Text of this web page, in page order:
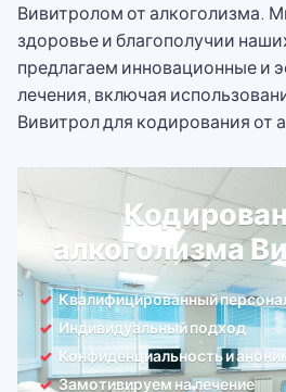
Вивитролом от алкоголизма.
здоровье и благополучии
предлагаем инновационные и
лечения, включая
Вивитрол для кодирования от
алкоголизма
Квалифицированный
Индивидуальный подход
Конфиденциальность и
Замотивируем на лечение